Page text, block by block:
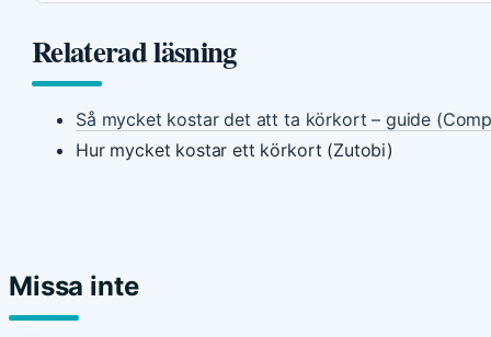
Relaterad läsning
Så mycket kostar det att ta körkort – guide
Hur mycket kostar ett körkort (Zutobi)
Missa inte